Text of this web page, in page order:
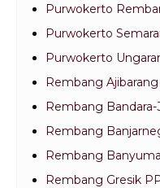
Purwokerto
Purwokerto
Purwokerto
Rembang
Rembang Bandara-
Rembang
Rembang
Rembang Gresik